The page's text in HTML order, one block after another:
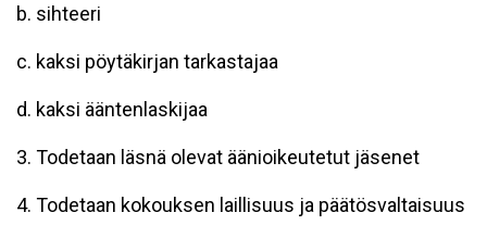
b. sihteeri
c. kaksi pöytäkirjan tarkastajaa
d. kaksi ääntenlaskijaa
3. Todetaan läsnä olevat äänioikeutetut jäsenet
4. Todetaan kokouksen laillisuus ja päätösvaltaisuus